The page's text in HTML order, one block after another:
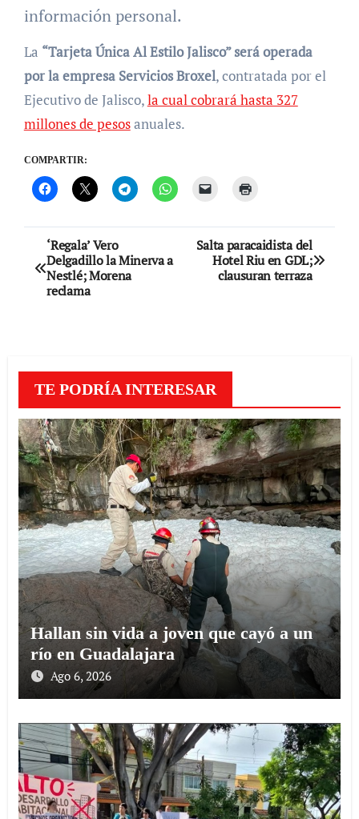
información personal.
La “Tarjeta Única Al Estilo Jalisco” será operada
por la empresa Servicios Broxel, contratada por el
Ejecutivo de Jalisco,la cual cobrará hasta 327
millones de pesosanuales.
COMPARTIR:
Navegación
de
‘Regala’ Vero
Delgadillo la Minerva a
Nestlé; Morena
reclama
Salta paracaidista del
Hotel Riu en GDL;
clausuran terraza
TE PODRÍA INTERESAR
Hallan sin vida a joven que cayó a un
río en Guadalajara
Ago 6, 2026